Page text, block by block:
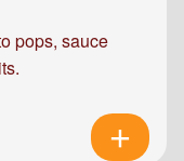
pops, sauce